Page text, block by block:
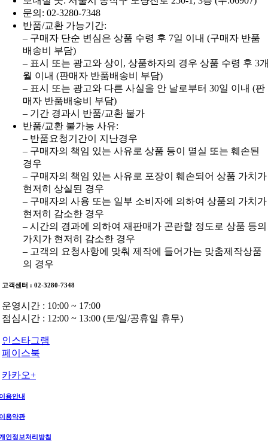
문의: 02-3280-7348
반품/교환 가능기간:
– 구매자 단순 변심은 상품 수령 후 7일 이내 (구매자 반품
배송비 부담)
– 표시 또는 광고와 상이, 상품하자의 경우 상품 수령 후 3
월 이내 (판매자 반품배송비 부담)
– 표시 또는 광고와 다른 사실을 안 날로부터 30일 이내 (판
매자 반품배송비 부담)
– 기간 경과시 반품/교환 불가
반품/교환 불가능 사유:
– 반품요청기간이 지난경우
– 구매자의 책임 있는 사유로 상품 등이 멸실 또는 훼손된
경우
– 구매자의 책임 있는 사유로 포장이 훼손되어 상품 가치가
현저히 상실된 경우
– 구매자의 사용 또는 일부 소비자에 의하여 상품의 가치가
현저히 감소한 경우
– 시간의 경과에 의하여 재판매가 곤란할 정도로 상품 등의
가치가 현저히 감소한 경우
– 고객의 요청사항에 맞춰 제작에 들어가는 맞춤제작상품
의 경우
고객센터 : 02-3280-7348
운영시간 : 10:00 ~ 17:00
점심시간 : 12:00 ~ 13:00 (토/일/공휴일 휴무)
인스타그램
페이스북
카카오+
용안내
용약관
인정보처리방침